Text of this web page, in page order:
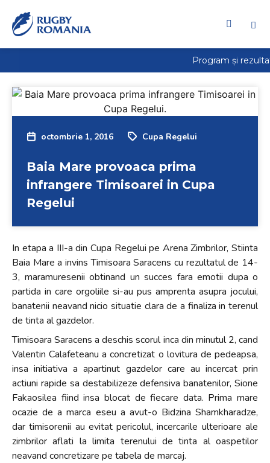
in
screen
Accessibility
screen
press
"Ctrl
This
shortcut
activates
the
screen
reader
help
you
navigate
and
octombrie 1, 2016 Cupa Regelui
Baia Mare provoaca prima
infrangere Timisoarei in Cupa
Regelui
In etapa a III-a din Cupa Regelui pe Arena Zimbrilor, Stiinta
Baia Mare a invins Timisoara Saracens cu rezultatul de 14-
3, maramuresenii obtinand un succes fara emotii dupa o
partida in care orgoliile si-au pus amprenta asupra jocului,
banatenii neavand nicio situatie clara de a finaliza in terenul
de tinta al gazdelor.
Timisoara Saracens a deschis scorul inca din minutul 2, cand
Valentin Calafeteanu a concretizat o lovitura de pedeapsa,
insa initiativa a apartinut gazdelor care au incercat prin
actiuni rapide sa destabilizeze defensiva banatenilor, Sione
Fakaosilea fiind insa blocat de fiecare data. Prima mare
ocazie de a marca eseu a avut-o Bidzina Shamkharadze,
dar timisorenii au evitat pericolul, incercarile ulterioare ale
zimbrilor aflati la limita terenului de tinta al oaspetilor
neavand concretizare pe tabela de marcaj.